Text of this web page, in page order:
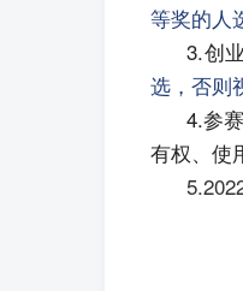
等奖的人
3.创
选，否则
4.参
有权、使